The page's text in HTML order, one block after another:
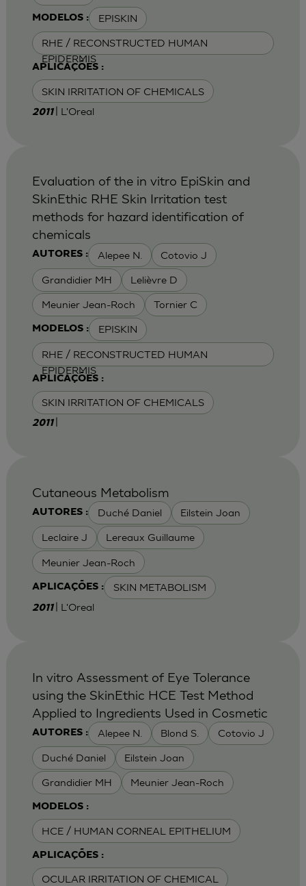
MODELOS : EPISKIN
RHE / RECONSTRUCTED HUMAN
EPIDERMIS
APLICAÇÕES :
SKIN IRRITATION OF CHEMICALS
2011 | L'Oreal
AUTORES : Alepee N. Cotovio J
Grandidier MH Lelièvre D
Meunier Jean-Roch Tornier C
MODELOS : EPISKIN
RHE / RECONSTRUCTED HUMAN
EPIDERMIS
APLICAÇÕES :
SKIN IRRITATION OF CHEMICALS
Evaluation of the in vitro EpiSkin and
SkinEthic RHE Skin Irritation test
methods for hazard identification of
chemicals
2011
AUTORES : Duché Daniel Eilstein Joan
Leclaire J Lereaux Guillaume
Meunier Jean-Roch
APLICAÇÕES : SKIN METABOLISM
Cutaneous Metabolism
2011 | L'Oreal
AUTORES : Alepee N. Blond S. Cotovio J
Duché Daniel Eilstein Joan
Grandidier MH Meunier Jean-Roch
MODELOS :
HCE / HUMAN CORNEAL EPITHELIUM
APLICAÇÕES :
OCULAR IRRITATION OF CHEMICAL
In vitro Assessment of Eye Tolerance
using the SkinEthic HCE Test Method
Applied to Ingredients Used in Cosmetic